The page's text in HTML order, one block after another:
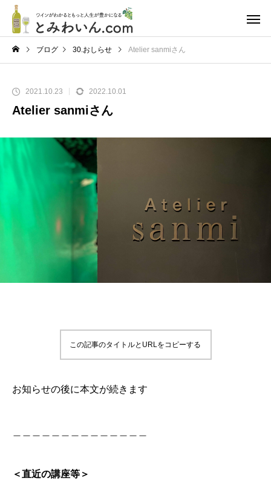
ブログ 30.おしらせ Atelier sanmiさん
2021.10.23 2022.10.01
Atelier sanmiさん
この記事のタイトルとURLをコピーする
お知らせの後に本文が続きます
＜直近の講座等＞